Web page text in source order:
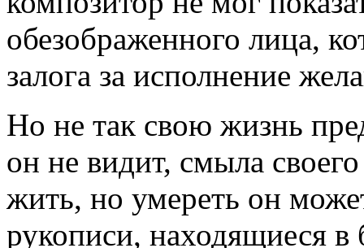
обезображенного лица,
залога за исполнение
Но не так свою жизнь
он не видит, смыла
жить, но умереть он
рукописи, находящиеся в